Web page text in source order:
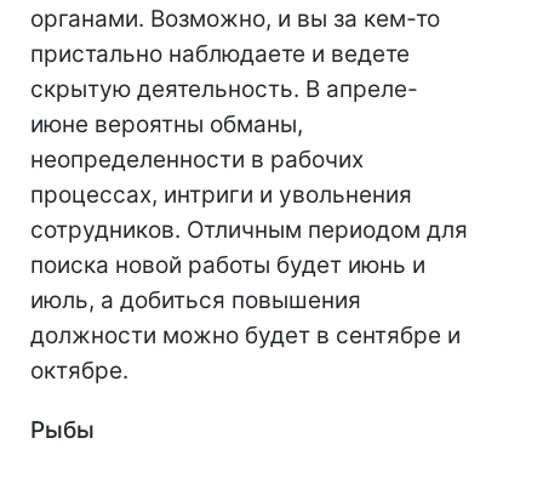
органами. Возможно, и вы за кем-то
пристально наблюдаете и ведете
скрытую деятельность. В апреле-
июне вероятны обманы,
неопределенности в рабочих
процессах, интриги и увольнения
сотрудников. Отличным периодом для
поиска новой работы будет июнь и
июль, а добиться повышения
должности можно будет в сентябре и
октябре.
Рыбы